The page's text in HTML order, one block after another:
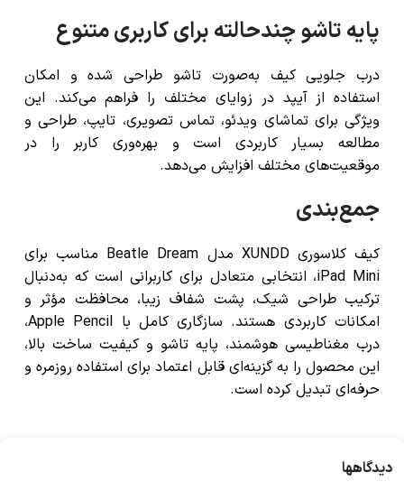
پایه تاشو چندحالته برای کاربری متنوع
درب جلویی کیف به‌صورت تاشو طراحی شده و امکان
استفاده از آیپد در زوایای مختلف را فراهم می‌کند. این
ویژگی برای تماشای ویدئو، تماس تصویری، تایپ، طراحی و
مطالعه بسیار کاربردی است و بهره‌وری کاربر را در
موقعیت‌های مختلف افزایش می‌دهد.
جمع‌بندی
کیف کلاسوری XUNDD مدل Beatle Dream مناسب برای
iPad Mini، انتخابی متعادل برای کاربرانی است که به‌دنبال
ترکیب طراحی شیک، پشت شفاف زیبا، محافظت مؤثر و
امکانات کاربردی هستند. سازگاری کامل با Apple Pencil،
درب مغناطیسی هوشمند، پایه تاشو و کیفیت ساخت بالا،
این محصول را به گزینه‌ای قابل اعتماد برای استفاده روزمره و
حرفه‌ای تبدیل کرده است.
دیدگاهها